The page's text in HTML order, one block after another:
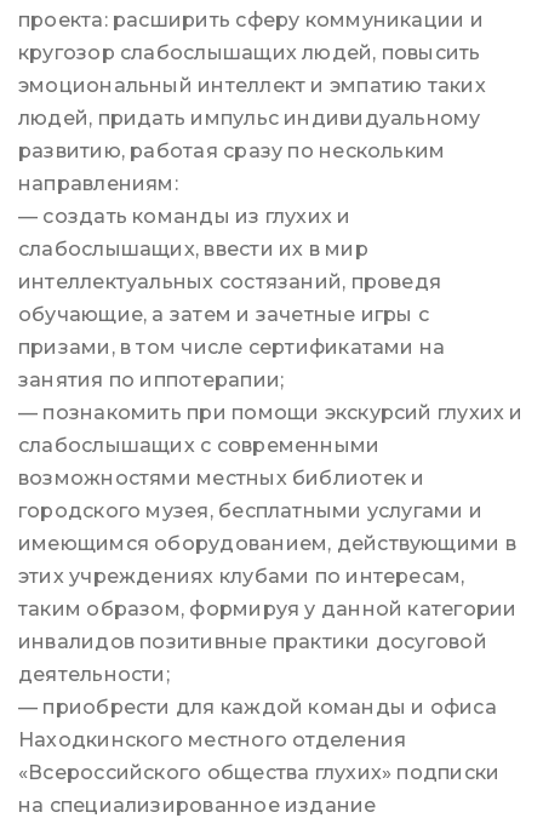
проекта: расширить сферу коммуникации и
кругозор слабослышащих людей, повысить
эмоциональный интеллект и эмпатию таких
людей, придать импульс индивидуальному
развитию, работая сразу по нескольким
направлениям:
— создать команды из глухих и
слабослышащих, ввести их в мир
интеллектуальных состязаний, проведя
обучающие, а затем и зачетные игры с
призами, в том числе сертификатами на
занятия по иппотерапии;
— познакомить при помощи экскурсий глухих и
слабослышащих с современными
возможностями местных библиотек и
городского музея, бесплатными услугами и
имеющимся оборудованием, действующими в
этих учреждениях клубами по интересам,
таким образом, формируя у данной категории
инвалидов позитивные практики досуговой
деятельности;
— приобрести для каждой команды и офиса
Находкинского местного отделения
«Всероссийского общества глухих» подписки
на специализированное издание